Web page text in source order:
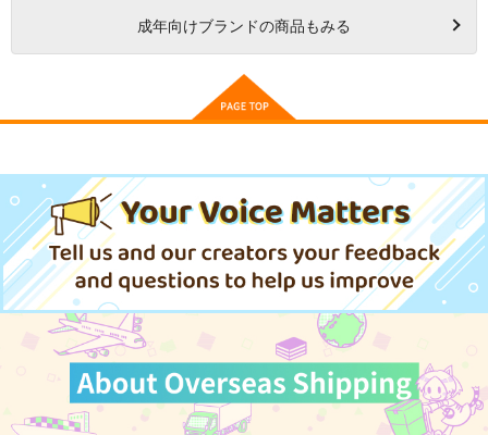
成年向けブランドの商品もみる